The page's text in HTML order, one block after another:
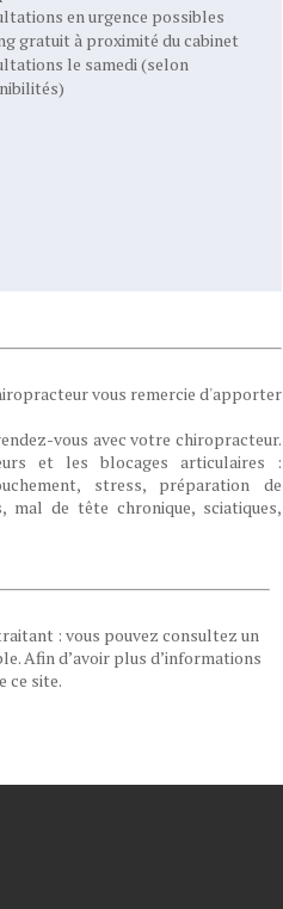
en urgence possibles
gratuit à proximité du cabinet
le samedi (selon
vous remercie d'apporter
vous avec votre chiropracteur.
et les blocages articulaires :
stress, préparation de
mal de tête chronique, sciatiques,
: vous pouvez consultez un
Afin d’avoir plus d’informations
ce site.